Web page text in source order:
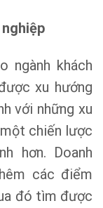
ngành khách
xu hướng
với những xu
chiến lược
hơn. Doanh
các điểm
đó tìm được